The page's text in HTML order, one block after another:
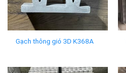
Gạch thông gió 3D K368A